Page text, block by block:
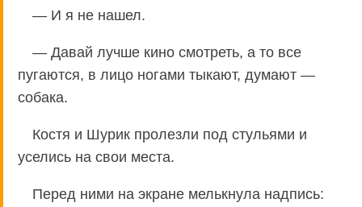
— И я не нашел.
— Давай лучше кино смотреть, а то все
пугаются, в лицо ногами тыкают, думают —
собака.
Костя и Шурик пролезли под стульями и
уселись на свои места.
Перед ними на экране мелькнула надпись: